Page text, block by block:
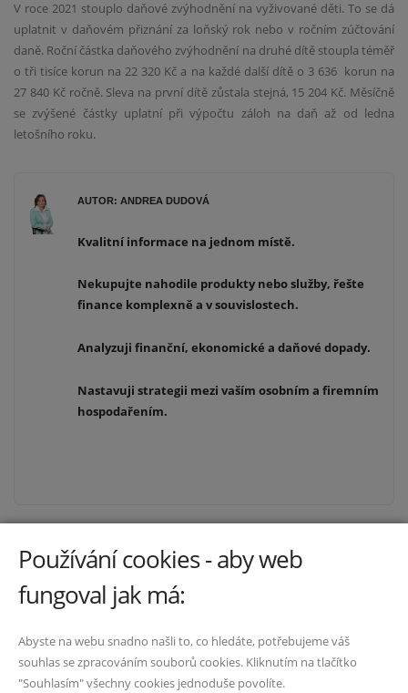
V roce 2021 stouplo daňové zvýhodnění na vyživované děti. To se dá
uplatnit v daňovém přiznání za loňský rok nebo v ročním zúčtování
daně. Roční částka daňového zvýhodnění na druhé dítě stoupla téměř
o tři tisíce korun na 22 320 Kč a na každé další dítě o 3 636 korun na
27 840 Kč ročně. Sleva na první dítě zůstala stejná, 15 204 Kč. Měsíčně
se zvýšené částky uplatní při výpočtu záloh na daň až od ledna
letošního roku.
AUTOR: ANDREA DUDOVÁ
Kvalitní informace na jednom místě.
Nekupujte nahodile produkty nebo služby, řešte
finance komplexně a v souvislostech.
Analyzuji finanční, ekonomické a daňové dopady.
Nastavuji strategii mezi vaším osobním a firemním
hospodařením.
Kontakt
Ochrana osobních údajů
Používání cookies - aby web
fungoval jak má:
Abyste na webu snadno našli to, co hledáte, potřebujeme váš
souhlas se zpracováním souborů cookies. Kliknutím na tlačítko
"Souhlasím" všechny cookies jednoduše povolíte.